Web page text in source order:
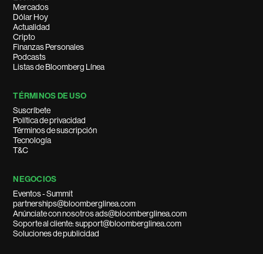
Mercados
Dólar Hoy
Actualidad
Cripto
Finanzas Personales
Podcasts
Listas de Bloomberg Línea
TÉRMINOS DE USO
Suscríbete
Política de privacidad
Términos de suscripción
Tecnología
T&C
NEGOCIOS
Eventos - Summit
partnerships@bloomberglinea.com
Anúnciate con nosotros ads@bloomberglinea.com
Soporte al cliente: support@bloomberglinea.com
Soluciones de publicidad